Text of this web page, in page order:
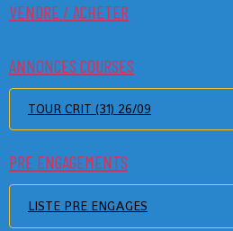
VENDRE / ACHETER
ANNONCES COURSES
TOUR CRIT (31) 26/09
PRE ENGAGEMENTS
LISTE PRE ENGAGES